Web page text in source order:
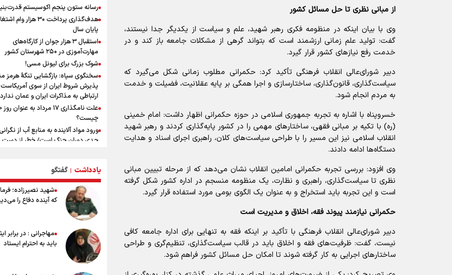
از مبانی نظری تا حل مسائل کشور
وی با بیان اینکه در منظومه فکری رهبر شهید، علم و سیاست از یکدیگر جدا نیستند،
گفت: تولید علم زمانی ارزشمند است که بتواند گرهی از مشکلات جامعه باز کند و در
خدمت رفع نیازهای کشور قرار گیرد.
دبیر شورای‌عالی انقلاب فرهنگی تأکید کرد: حکمرانی مطلوب زمانی شکل می‌گیرد که
سیاست‌گذاری، قانون‌گذاری، ساختارسازی و اجرا همگی بر پایه عقلانیت، فضیلت و خدمت
به مردم انجام شود.
خسروپناه با اشاره به تجربه جمهوری اسلامی در حوزه حکمرانی اظهار داشت: امام خمینی
(ره) با تکیه بر مبانی فقهی، ساختارهای مهمی را در کشور پایه‌گذاری کردند و رهبر شهید
انقلاب اسلامی نیز این مسیر را با طراحی سیاست‌های کلان، راهبری اجرای اسناد و هدایت
دستگاه‌ها ادامه دادند.
وی افزود: بررسی تجربه حکمرانی امامین انقلاب نشان می‌دهد که از مرحله تبیین مبانی
نظری تا سیاست‌گذاری، راهبری و نظارت، یک منظومه منسجم در اداره کشور شکل گرفته
است و این تجربه باید استخراج و به عنوان یک الگوی بومی مورد استفاده قرار گیرد.
حکمرانی نیازمند پیوند فقه، اخلاق و مدیریت است
دبیر شورای‌عالی انقلاب فرهنگی با تأکید بر اینکه فقه به تنهایی برای اداره جامعه کافی
نیست، گفت: ظرفیت‌های فقه و اخلاق باید در قالب سیاست‌گذاری، تنظیم‌گری و طراحی
ساختارهای اجرایی به کار گرفته شوند تا امکان حل مسائل کشور فراهم شود.
استقلال
محمد نوری روبروی پرسپولیس می
افزایش شمار شهدای لبنان به چهار هزار
۳۳۵ شهید
دبیرکل گردان‌های سیدالشهدا عراق:
تجاوزهای عربستان همچنان در دستور
است
یوسفی: جای بخیه سرم یادگار یک
است، نه دعوا!/ انتظار داشتیم تیم ملی
گروهش صعود کند + فیلم
کالبدشکافی استقلال پیش از لیگ
بیست‌و‌ششم/ آبی‌پوشان با چه وضعیتی
لیگ می‌شوند؟
علت نامگذاری ۱۷ مرداد به عنوان
چیست؟
رسانه ستون پنجم اکوسیستم
هدف‌گذاری پرداخت ۳۰ هزار وام
پایان سال
استقبال ۳ هزار جوان از کارگاه‌های
مهارت‌آموزی در ۲۵۰ شهرستان کشور
شوک بزرگ برای لیونل مسی!
سخنگوی سپاه: بازگشایی تنگۀ هرمز
پذیرش شروط ایران از سوی
ارتباطی به مذاکرات ایران و عمان ندارد
علت نامگذاری ۱۷ مرداد به عنوان
چیست؟
ورود مواد آلاینده به منابع آب از
جدی دوران جنگ است/ خطر از دست
صارمی»
۱۷ مرداد؛ روز خبرنگار
خانواده شهید لاریجانی: از اظهارات
درباره چگونگی شهادت اجتناب کنید
نکن آقای رونالدو
حیدری: افزایش تیم‌های جام جهانی
داشت و هم ضرر/ تیم ملی در جام
مردود نشد
یادداشت | گفتگو
شهید نصیرزاده؛
که آینده دفاع را
مهاجرانی : در برابر
باید به احترام ایستاد